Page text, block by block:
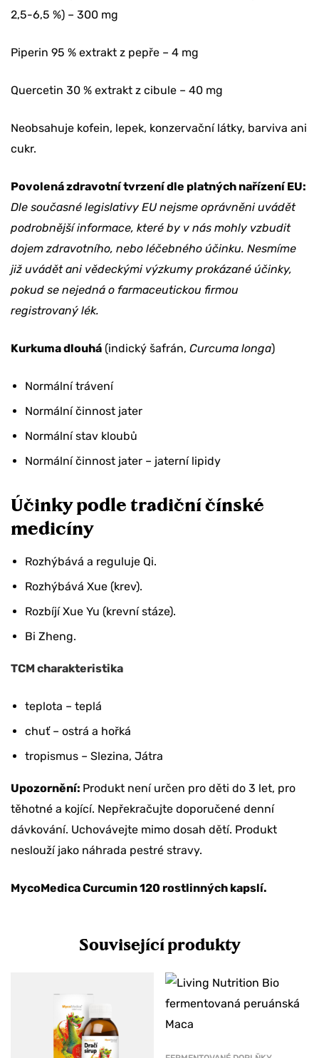
2,5-6,5 %) – 300 mg
Piperin 95 % extrakt z pepře – 4 mg
Quercetin 30 % extrakt z cibule – 40 mg
Neobsahuje kofein, lepek, konzervační látky, barviva ani
cukr.
Povolená zdravotní tvrzení dle platných nařízení EU:
Dle současné legislativy EU nejsme oprávněni uvádět
podrobnější informace, které by v nás mohly vzbudit
dojem zdravotního, nebo léčebného účinku. Nesmíme
již uvádět ani vědeckými výzkumy prokázané účinky,
pokud se nejedná o farmaceutickou firmou
registrovaný lék.
Kurkuma dlouhá (indický šafrán, Curcuma longa)
Normální trávení
Normální činnost jater
Normální stav kloubů
Normální činnost jater – jaterní lipidy
Účinky podle tradiční čínské
medicíny
Rozhýbává a reguluje Qi.
Rozhýbává Xue (krev).
Rozbíjí Xue Yu (krevní stáze).
Bi Zheng.
TCM charakteristika
teplota – teplá
chuť – ostrá a hořká
tropismus – Slezina, Játra
Upozornění: Produkt není určen pro děti do 3 let, pro
těhotné a kojící. Nepřekračujte doporučené denní
dávkování. Uchovávejte mimo dosah dětí. Produkt
neslouží jako náhrada pestré stravy.
MycoMedica Curcumin 120 rostlinných kapslí.
Související produkty
na svoji objednávku?